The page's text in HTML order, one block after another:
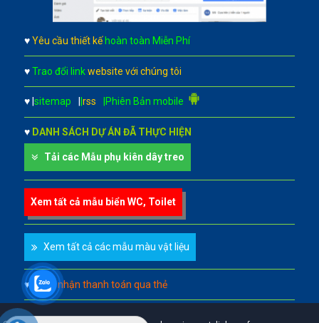
♥ Yêu cầu thiết kế hoàn toàn Miễn Phí
♥ Trao đổi link website với chúng tôi
♥ |sitemap |rss |Phiên Bản mobile
♥ DANH SÁCH DỰ ÁN ĐÃ THỰC HIỆN
Tải các Mẫu phụ kiên dây treo
Xem tất cả mẫu biển WC, Toilet
Xem tất cả các mẫu màu vật liệu
♥ Chấp nhận thanh toán qua thẻ